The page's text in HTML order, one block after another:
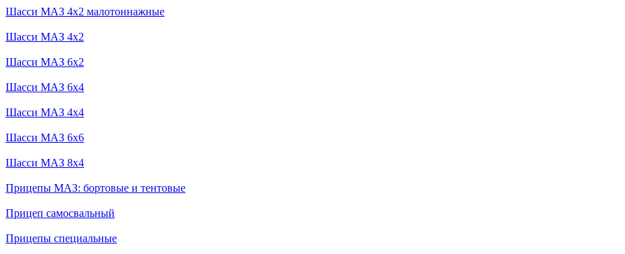
Шасси МАЗ 4x2 малотоннажные
Шасси МАЗ 4x2
Шасси МАЗ 6x2
Шасси МАЗ 6x4
Шасси МАЗ 4x4
Шасси МАЗ 6x6
Шасси МАЗ 8x4
Прицепы МАЗ: бортовые и тентовые
Прицеп самосвальный
Прицепы специальные